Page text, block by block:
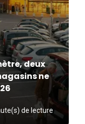
deux
ne
de lecture